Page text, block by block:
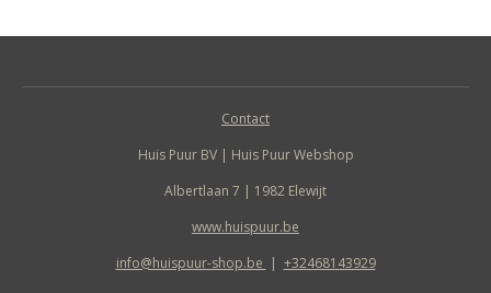
Contact
Huis Puur BV | Huis Puur Webshop
Albertlaan 7 | 1982 Elewijt
www.huispuur.be
info@huispuur-shop.be | +32468143929